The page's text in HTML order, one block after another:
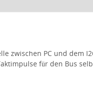
zwischen PC und dem
für den Bus